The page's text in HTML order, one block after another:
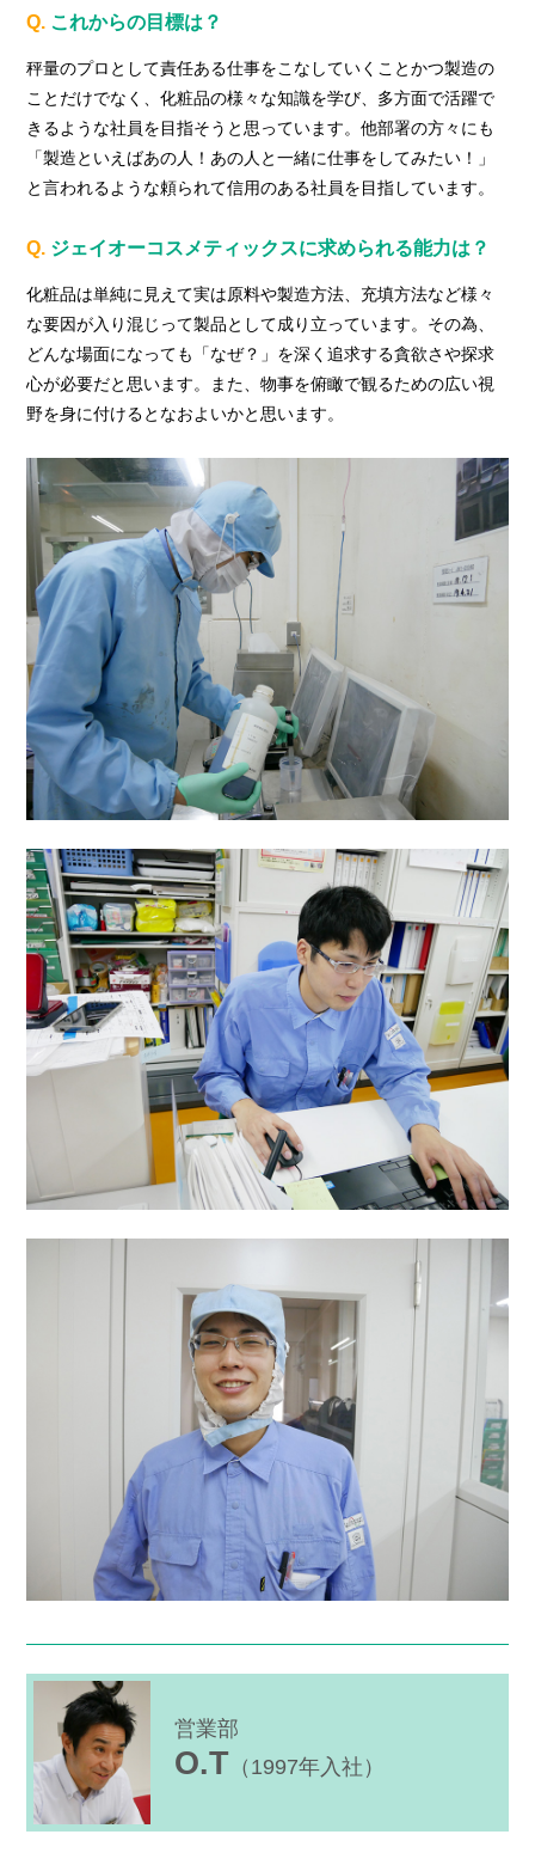
Q. これからの目標は？
秤量のプロとして責任ある仕事をこなしていくことかつ製造の
ことだけでなく、化粧品の様々な知識を学び、多方面で活躍で
きるような社員を目指そうと思っています。他部署の方々にも
「製造といえばあの人！あの人と一緒に仕事をしてみたい！」
と言われるような頼られて信用のある社員を目指しています。
Q. ジェイオーコスメティックスに求められる能力は？
化粧品は単純に見えて実は原料や製造方法、充填方法など様々
な要因が入り混じって製品として成り立っています。その為、
どんな場面になっても「なぜ？」を深く追求する貪欲さや探求
心が必要だと思います。また、物事を俯瞰で観るための広い視
野を身に付けるとなおよいかと思います。
営業部
O.T （1997年入社）